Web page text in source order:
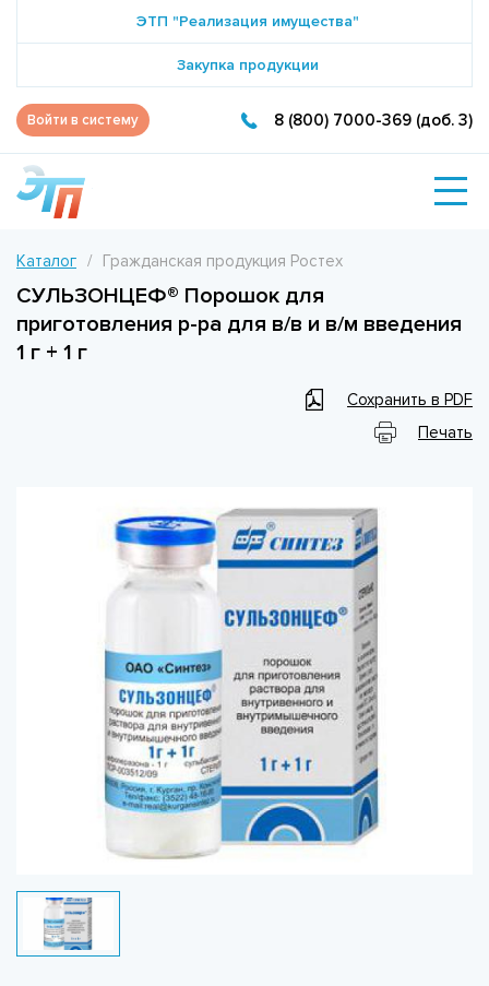
ЭТП "Реализация имущества"
Закупка продукции
Войти в систему 8 (800) 7000-369 (доб. 3)
Каталог Гражданская продукция Ростех
СУЛЬЗОНЦЕФ® Порошок для
приготовления р-ра для в/в и в/м введения
1 г + 1 г
Сохранить в PDF
Печать